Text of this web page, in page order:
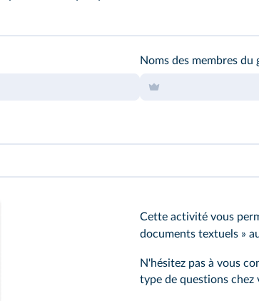
Noms des membres du
Cette activité vous
documents textuels »
N'hésitez pas à vous
type de questions chez